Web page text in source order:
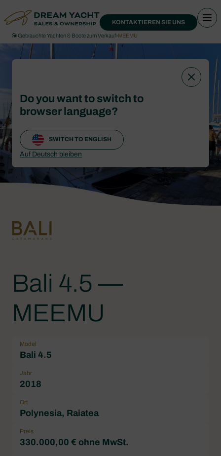
KONTAKTIEREN SIE UNS
›Gebrauchte Yachten & Boote zum Verkauf›MEEMU
Bali 4.5 —
MEEMU
Model
Bali 4.5
Jahr
2018
Ort
Polynesia, Raiatea
Preis
330.000,00 € ohne MwSt.
Do you want to switch to
browser language?
SWITCH TO ENGLISH
Auf Deutsch bleiben